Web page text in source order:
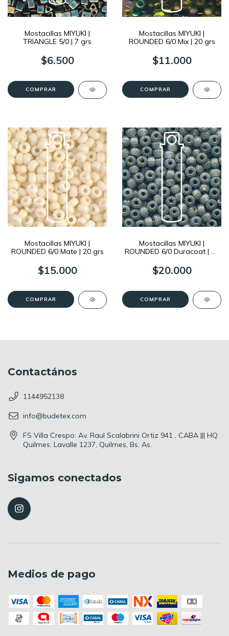
Mostacillas MIYUKI |
TRIANGLE 5/0 | 7 grs
$6.500
COMPRAR
Mostacillas MIYUKI |
ROUNDED 6/0 Mix | 20 grs
$11.000
COMPRAR
Mostacillas MIYUKI |
ROUNDED 6/0 Mate | 20 grs
$15.000
COMPRAR
Mostacillas MIYUKI |
ROUNDED 6/0 Duracoat | 20
$20.000
COMPRAR
Contactános
1144952138
info@budetex.com
FS Villa Crespo: Av. Raul Scalabrini Ortiz 941 , CABA ||| HQ
Quilmes: Lavalle 1237, Quilmes, Bs. As.
Sigamos conectados
Medios de pago